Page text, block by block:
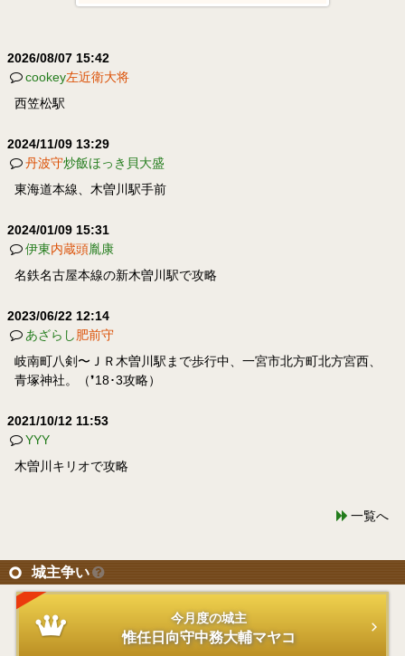
2026/08/07 15:42
cookey左近衛大将
西笠松駅
2024/11/09 13:29
丹波守炒飯ほっき貝大盛
東海道本線、木曽川駅手前
2024/01/09 15:31
伊東内蔵頭胤康
名鉄名古屋本線の新木曽川駅で攻略
2023/06/22 12:14
あざらし肥前守
岐南町八剣〜ＪＲ木曽川駅まで歩行中、一宮市北方町北方宮西、
青塚神社。（❜18･3攻略）
2021/10/12 11:53
YYY
木曽川キリオで攻略
一覧へ
城主争い
今月度の城主
惟任日向守中務大輔マヤコ